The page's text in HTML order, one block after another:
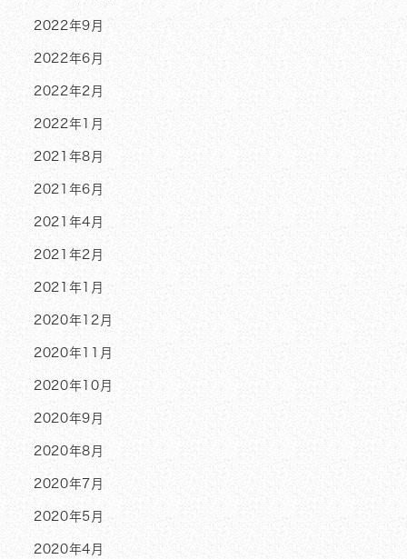
2022年9月
2022年6月
2022年2月
2022年1月
2021年8月
2021年6月
2021年4月
2021年2月
2021年1月
2020年12月
2020年11月
2020年10月
2020年9月
2020年8月
2020年7月
2020年5月
2020年4月